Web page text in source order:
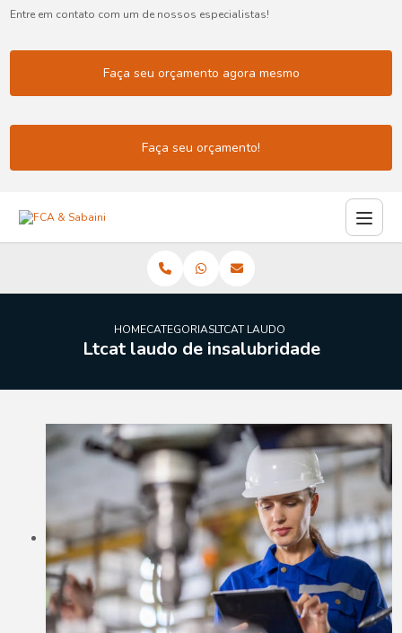
Entre em contato com um de nossos especialistas!
Faça seu orçamento agora mesmo
Faça seu orçamento!
HOMECATEGORIASLTCAT LAUDO INSALUBRIDADE
Ltcat laudo de insalubridade